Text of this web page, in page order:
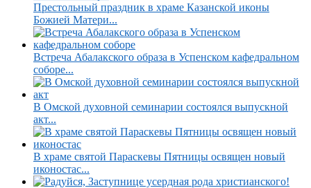
Престольный праздник в храме Казанской иконы
Божией Матери...
Встреча Абалакского образа в Успенском кафедральном
соборе...
В Омской духовной семинарии состоялся выпускной
акт...
В храме святой Параскевы Пятницы освящен новый
иконостас...